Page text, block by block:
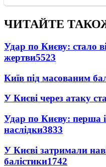
ЧИТАЙТЕ
Удар по Києву: стало
жертви5523
Київ під масованим
У Києві через атаку
Удар по Києву: перша
наслідки3833
У Києві затримали
балістики1742